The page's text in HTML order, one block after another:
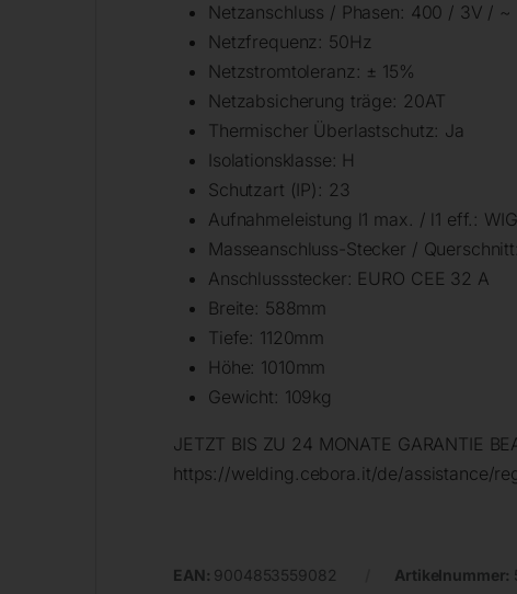
Netzanschluss / Phasen: 400 / 3V / ~
Netzfrequenz: 50Hz
Netzstromtoleranz: ± 15%
Netzabsicherung träge: 20AT
Thermischer Überlastschutz: Ja
Isolationsklasse: H
Schutzart (IP): 23
Aufnahmeleistung l1 max. / l1 eff.:
Masseanschluss-Stecker /
Anschlussstecker: EURO CEE 32 A
Breite: 588mm
Tiefe: 1120mm
Höhe: 1010mm
Gewicht: 109kg
JETZT BIS ZU 24 MONATE GARANTIE
https://welding.cebora.it/de/assistance/
EAN: 9004853559082 Artikelnummer: